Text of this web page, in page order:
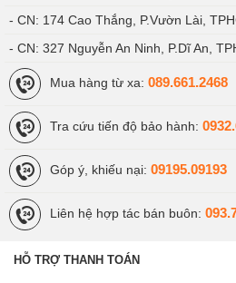
- CN: 174 Cao Thắng, P.Vườn Lài,
- CN: 327 Nguyễn An Ninh, P.Dĩ An,
Mua hàng từ xa: 089.661.2468
Tra cứu tiến độ bảo hành:
Góp ý, khiếu nại: 09195.09193
Liên hệ hợp tác bán buôn:
HỖ TRỢ THANH TOÁN